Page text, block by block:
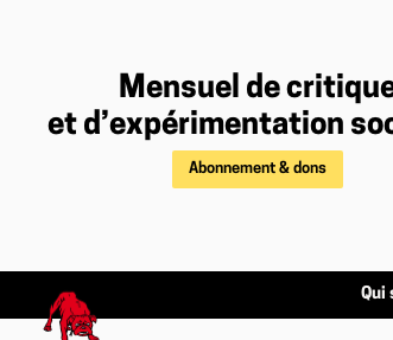
Mensuel de
et d’expérimentation
Abonnement & dons
Qui